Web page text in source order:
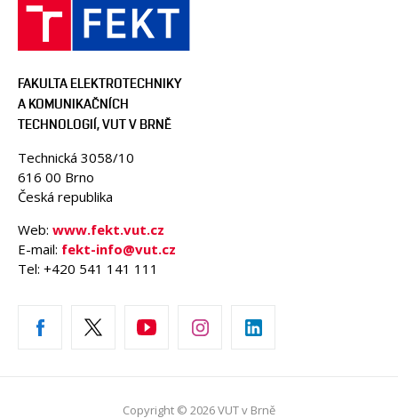
FAKULTA ELEKTROTECHNIKY
A KOMUNIKAČNÍCH
TECHNOLOGIÍ, VUT V BRNĚ
Technická 3058/10
616 00 Brno
Česká republika
Web: www.fekt.vut.cz
E-mail: fekt-info@vut.cz
Tel: +420 541 141 111
Copyright © 2026 VUT v Brně